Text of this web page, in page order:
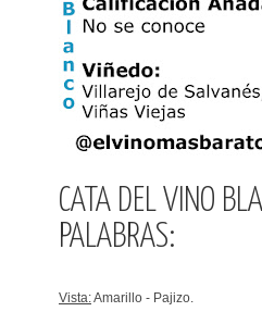
CATA DEL VINO
PALABRAS:
Vista:Amarillo - Pajizo.